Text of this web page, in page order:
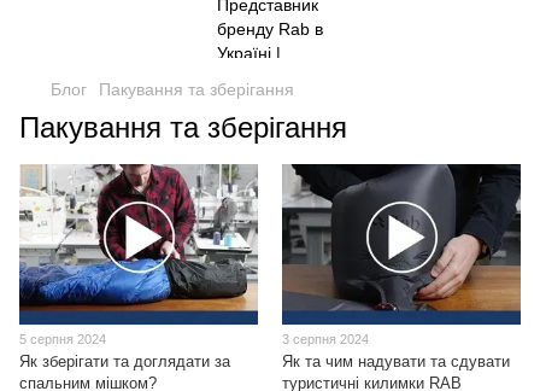
Блог Пакування та зберігання
Пакування та зберігання
5 серпня 2024
Як зберігати та доглядати за
спальним мішком?
3 серпня 2024
Як та чим надувати та сдувати
туристичні килимки RAB